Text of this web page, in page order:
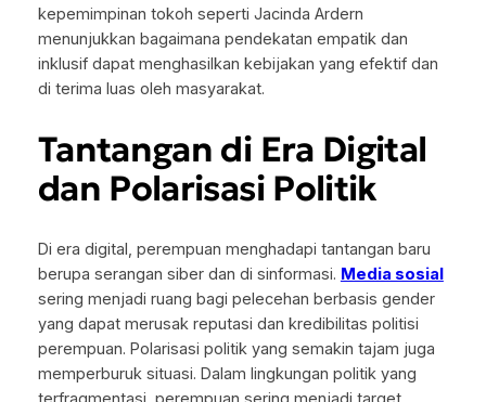
kepemimpinan tokoh seperti Jacinda Ardern
menunjukkan bagaimana pendekatan empatik dan
inklusif dapat menghasilkan kebijakan yang efektif dan
di terima luas oleh masyarakat.
Tantangan di Era Digital
dan Polarisasi Politik
Di era digital, perempuan menghadapi tantangan baru
berupa serangan siber dan di sinformasi. Media sosial
sering menjadi ruang bagi pelecehan berbasis gender
yang dapat merusak reputasi dan kredibilitas politisi
perempuan. Polarisasi politik yang semakin tajam juga
memperburuk situasi. Dalam lingkungan politik yang